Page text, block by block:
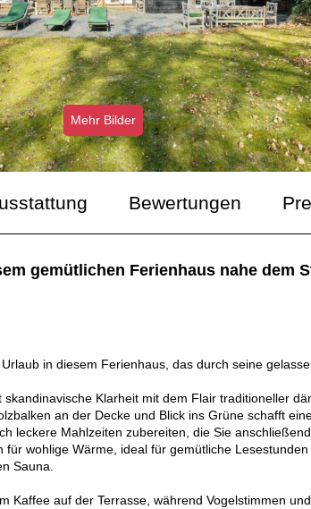
Mehr Bilder
Bewertungen
gemütlichen Ferienhaus nahe dem
in diesem Ferienhaus, das durch seine
Klarheit mit dem Flair traditioneller
an der Decke und Blick ins Grüne schafft
leckere Mahlzeiten zubereiten, die Sie
für wohlige Wärme, ideal für gemütliche
Sauna.
Kaffee auf der Terrasse, während Vogelstimmen